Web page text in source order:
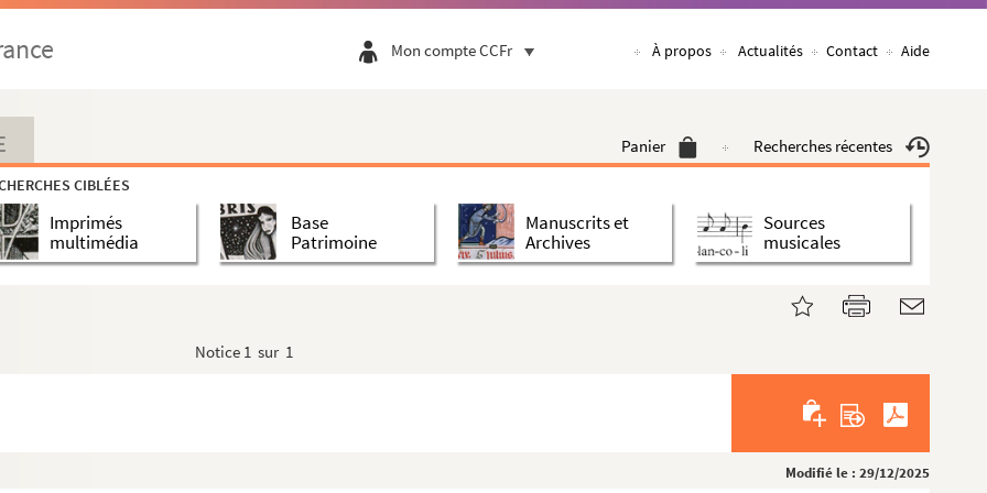
Mon compte CCFr À propos Actualités Contact Aide
Panier Recherches récentes
CIBLÉES
Imprimés
multimédia
Base
Patrimoine
Manuscrits et
Archives
Sources
musicales
Notice 1 sur 1
Modifié le : 29/12/2025